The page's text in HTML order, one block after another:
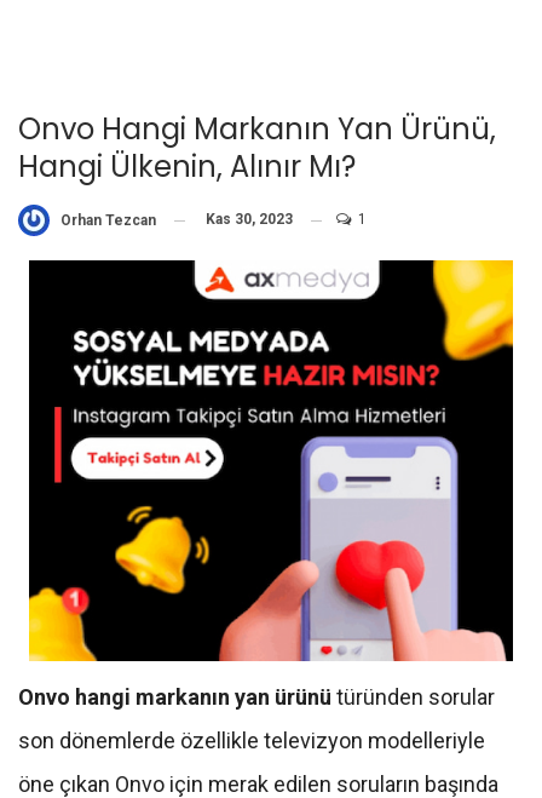
Onvo Hangi Markanın Yan Ürünü,
Hangi Ülkenin, Alınır Mı?
Orhan Tezcan Kas 30, 2023 1
Onvo hangi markanın yan ürünü türünden sorular
son dönemlerde özellikle televizyon modelleriyle
öne çıkan Onvo için merak edilen soruların başında